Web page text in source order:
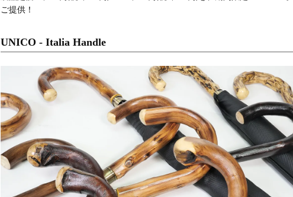
ご提供！
UNICO - Italia Handle